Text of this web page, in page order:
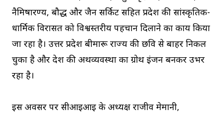
नैमिषारण्य, बौद्ध और जैन सर्किट सहित प्रदेश की सांस्कृतिक-
धार्मिक विरासत को विश्वस्तरीय पहचान दिलाने का कार्य किया
जा रहा है। उत्तर प्रदेश बीमारू राज्य की छवि से बाहर निकल
चुका है और देश की अर्थव्यवस्था का ग्रोथ इंजन बनकर उभर
रहा है।
इस अवसर पर सीआईआई के अध्यक्ष राजीव मेमानी,